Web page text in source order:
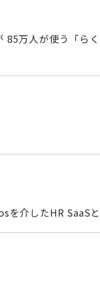
85万人が使う「
介したHR SaaS